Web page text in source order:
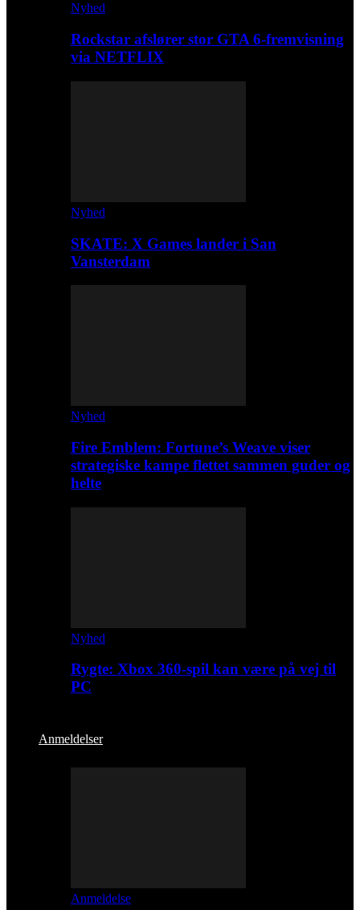
Nyhed
Rockstar afslører stor GTA 6-fremvisning
via NETFLIX
Nyhed
SKATE: X Games lander i San
Vansterdam
Nyhed
Fire Emblem: Fortune’s Weave viser
strategiske kampe flettet sammen guder og
helte
Nyhed
Rygte: Xbox 360-spil kan være på vej til
PC
Anmeldelser
Anmeldelse